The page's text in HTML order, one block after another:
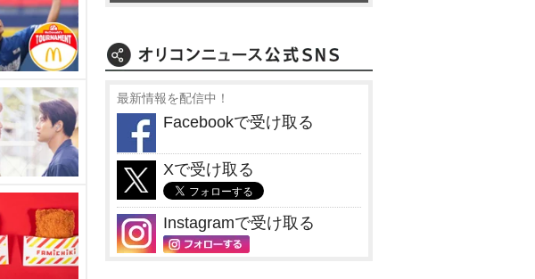
最新情報を配信中！
Facebookで受け取る
Xで受け取る
Instagramで受け取る